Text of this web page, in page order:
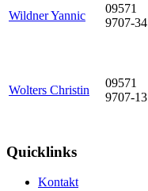
Wildner Yannic
09571
9707-34
Wolters Christin
09571
9707-13
Quicklinks
Kontakt